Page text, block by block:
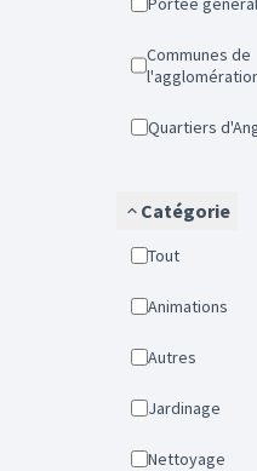
Communes de
Quartiers
Catégorie
Tout
Animations
Autres
Jardinage
Nettoyage